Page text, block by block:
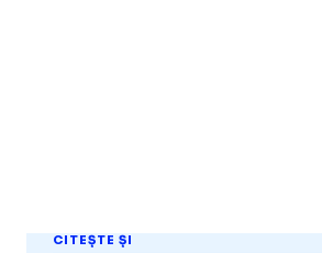
CITEȘTE ȘI